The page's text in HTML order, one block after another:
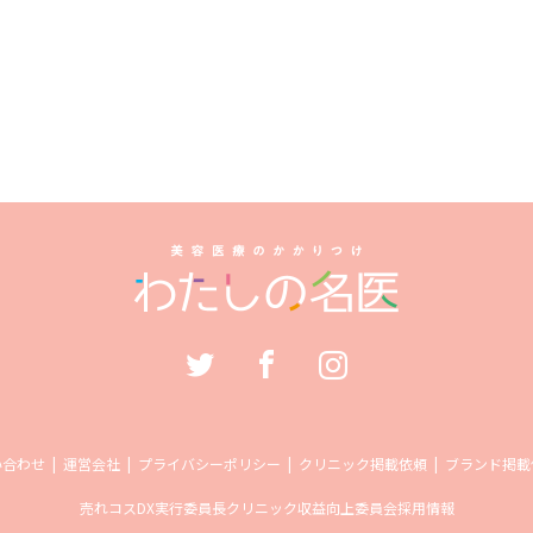
わせ 運営会社 プライバシーポリシー クリニック掲載依頼 ブランド掲
売れコスDX実行委員長クリニック収益向上委員会採用情報